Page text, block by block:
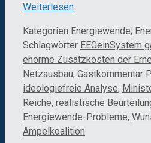
Weiterlesen
Kategorien Energiewende;
Schlagwörter EEGeinSystem
enorme Zusatzkosten der
Netzausbau, Gastkommentar
ideologiefreie Analyse,
Reiche, realistische
Energiewende-Probleme,
Ampelkoalition